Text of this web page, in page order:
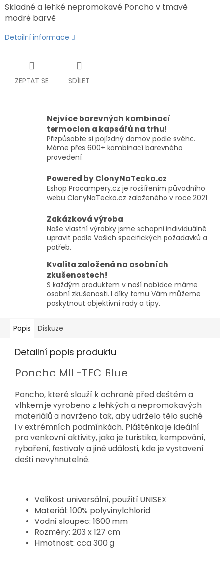
Skladné a lehké nepromokavé Poncho v tmavě
modré barvě
Detailní informace
ZEPTAT SE SDÍLET
Nejvíce barevných kombinací
termoclon a kapsářů na trhu!
Přizpůsobte si pojízdný domov podle svého.
Máme přes 600+ kombinací barevného
provedení.
Powered by ClonyNaTecko.cz
Eshop Procampery.cz je rozšířením původního
webu ClonyNaTecko.cz založeného v roce 2021
Zakázková výroba
Naše vlastní výrobky jsme schopni individuálně
upravit podle Vašich specifických požadavků a
potřeb.
Kvalita založená na osobních
zkušenostech!
S každým produktem v naší nabídce máme
osobní zkušenosti. I díky tomu Vám můžeme
poskytnout objektivní rady a tipy.
Popis Diskuze
Detailní popis produktu
Poncho MIL-TEC Blue
Poncho, které slouží k ochraně před deštěm a
vlhkem.je vyrobeno z lehkých a nepromokavých
materiálů a navrženo tak, aby udrželo tělo suché
i v extrémních podmínkách. Pláštěnka je ideální
pro venkovní aktivity, jako je turistika, kempování,
rybaření, festivaly a jiné události, kde je vystavení
dešti nevyhnutelné.
Velikost universální, použití UNISEX
Materiál: 100% polyvinylchlorid
Vodní sloupec: 1600 mm
Rozměry: 203 x 127 cm
Hmotnost: cca 300 g